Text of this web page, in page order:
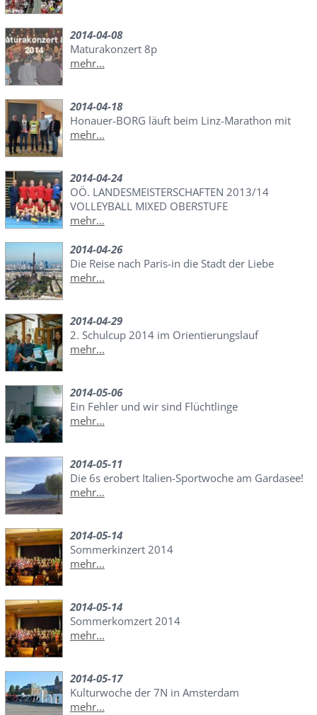
2014-04-08
Maturakonzert 8p
mehr...
2014-04-18
Honauer-BORG läuft beim Linz-Marathon mit
mehr...
2014-04-24
OÖ. LANDESMEISTERSCHAFTEN 2013/14
VOLLEYBALL MIXED OBERSTUFE
mehr...
2014-04-26
Die Reise nach Paris-in die Stadt der Liebe
mehr...
2014-04-29
2. Schulcup 2014 im Orientierungslauf
mehr...
2014-05-06
Ein Fehler und wir sind Flüchtlinge
mehr...
2014-05-11
Die 6s erobert Italien-Sportwoche am Gardasee!
mehr...
2014-05-14
Sommerkinzert 2014
mehr...
2014-05-14
Sommerkomzert 2014
mehr...
2014-05-17
Kulturwoche der 7N in Amsterdam
mehr...